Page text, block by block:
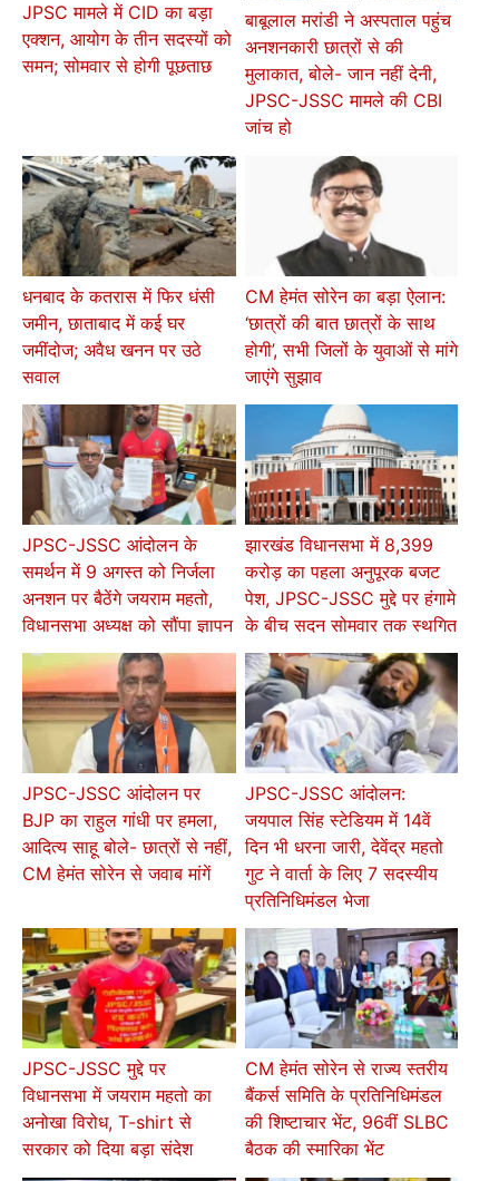
JPSC मामले में CID का बड़ा
एक्शन, आयोग के तीन सदस्यों को
समन; सोमवार से होगी पूछताछ
बाबूलाल मरांडी ने अस्पताल पहुंच
अनशनकारी छात्रों से की
मुलाकात, बोले- जान नहीं देनी,
JPSC-JSSC मामले की CBI
जांच हो
धनबाद के कतरास में फिर धंसी
जमीन, छाताबाद में कई घर
जमींदोज; अवैध खनन पर उठे
सवाल
CM हेमंत सोरेन का बड़ा ऐलान:
‘छात्रों की बात छात्रों के साथ
होगी’, सभी जिलों के युवाओं से मांगे
जाएंगे सुझाव
JPSC-JSSC आंदोलन के
समर्थन में 9 अगस्त को निर्जला
अनशन पर बैठेंगे जयराम महतो,
विधानसभा अध्यक्ष को सौंपा ज्ञापन
झारखंड विधानसभा में 8,399
करोड़ का पहला अनुपूरक बजट
पेश, JPSC-JSSC मुद्दे पर हंगामे
के बीच सदन सोमवार तक स्थगित
JPSC-JSSC आंदोलन पर
BJP का राहुल गांधी पर हमला,
आदित्य साहू बोले- छात्रों से नहीं,
CM हेमंत सोरेन से जवाब मांगें
JPSC-JSSC आंदोलन:
जयपाल सिंह स्टेडियम में 14वें
दिन भी धरना जारी, देवेंद्र महतो
गुट ने वार्ता के लिए 7 सदस्यीय
प्रतिनिधिमंडल भेजा
JPSC-JSSC मुद्दे पर
विधानसभा में जयराम महतो का
अनोखा विरोध, T-shirt से
सरकार को दिया बड़ा संदेश
CM हेमंत सोरेन से राज्य स्तरीय
बैंकर्स समिति के प्रतिनिधिमंडल
की शिष्टाचार भेंट, 96वीं SLBC
बैठक की स्मारिका भेंट